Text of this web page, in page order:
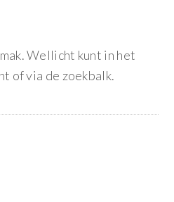
Wellicht kunt in het
of via de zoekbalk.